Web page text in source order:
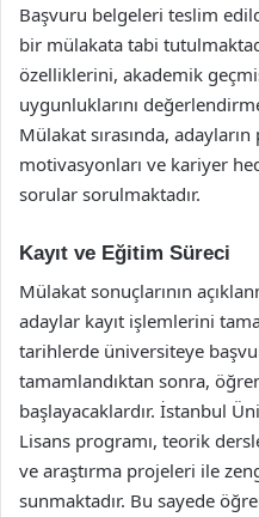
Başvuru belgeleri teslim
bir mülakata tabi
özelliklerini, akademik
uygunluklarını
Mülakat sırasında,
motivasyonları ve kariyer
sorular sorulmaktadır.
Kayıt ve Eğitim Süreci
Mülakat sonuçlarının
adaylar kayıt işlemlerini
tarihlerde üniversiteye
tamamlandıktan sonra,
başlayacaklardır. İstanbul
Lisans programı, teorik
ve araştırma projeleri ile
sunmaktadır. Bu sayede